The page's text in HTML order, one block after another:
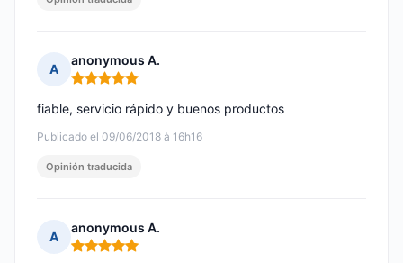
A
anonymous A.
Nota: 5 de 5
Publicado el 09/06/2018 à 16h16
fiable, servicio rápido y buenos productos
Opinión traducida
A
anonymous A.
Nota: 5 de 5